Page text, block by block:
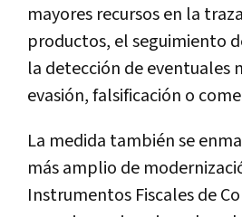
mayores recursos en la
productos, el seguimiento
la detección de eventuales
evasión, falsificación o
La medida también se
más amplio de
Instrumentos Fiscales de